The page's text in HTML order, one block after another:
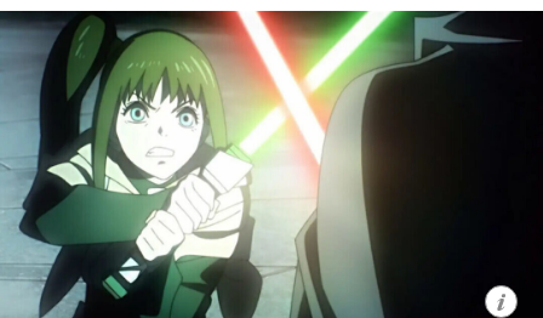
приходится исправлять с помощью
очень серьезно относящейся к делу
стажерки Ники (
Анастасия Красовская
— которая, впрочем, тоже оказалась
весьма любимым в интернете
персонажем. Проект снял Виталий
Дудка, известный по фильму
«Нейробатя».